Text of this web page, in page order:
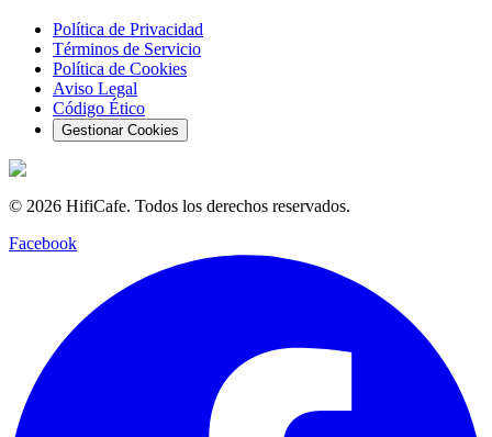
Política de Privacidad
Términos de Servicio
Política de Cookies
Aviso Legal
Código Ético
Gestionar Cookies
© 2026 HifiCafe. Todos los derechos reservados.
Facebook